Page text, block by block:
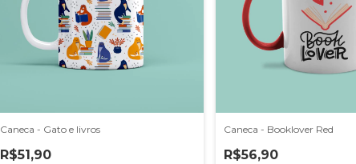
Caneca - Gato e livros
R$51,90
Caneca - Booklover Red
R$56,90